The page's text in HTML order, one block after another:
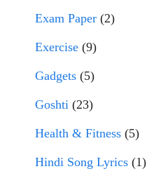
Exam Paper (2)
Exercise (9)
Gadgets (5)
Goshti (23)
Health & Fitness (5)
Hindi Song Lyrics (1)